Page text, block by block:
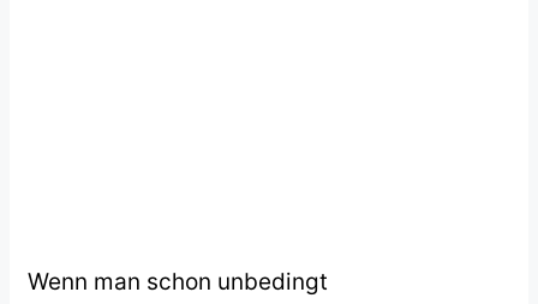
Wenn man schon unbedingt